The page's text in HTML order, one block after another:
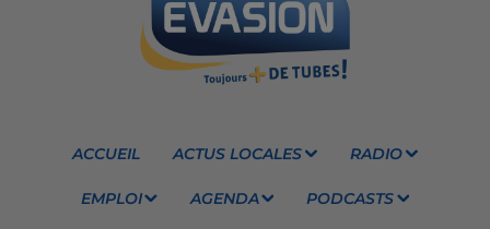
ACCUEIL ACTUS LOCALES RADIO
EMPLOI AGENDA PODCASTS